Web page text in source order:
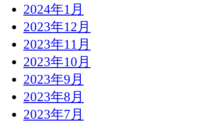
2024年1月
2023年12月
2023年11月
2023年10月
2023年9月
2023年8月
2023年7月